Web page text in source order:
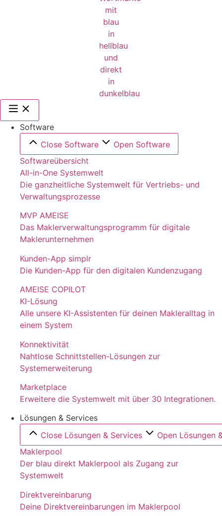
Software
Close Software
Open Software
Softwareübersicht
All-in-One Systemwelt
Die ganzheitliche Systemwelt für Vertriebs- und
Verwaltungsprozesse
MVP AMEISE
Das Maklerverwaltungsprogramm für digitale
Maklerunternehmen
Kunden-App simplr
Die Kunden-App für den digitalen Kundenzugang
AMEISE COPILOT
KI-Lösung
Alle unsere KI-Assistenten für deinen Makleralltag in
einem System
Konnektivität
Nahtlose Schnittstellen-Lösungen zur
Systemerweiterung
Marketplace
Erweitere die Systemwelt mit über 30 Integrationen.
Lösungen & Services
Close Lösungen & Services
Open Lösungen
Maklerpool
Der blau direkt Maklerpool als Zugang zur
Systemwelt
Direktvereinbarung
Deine Direktvereinbarungen im Maklerpool